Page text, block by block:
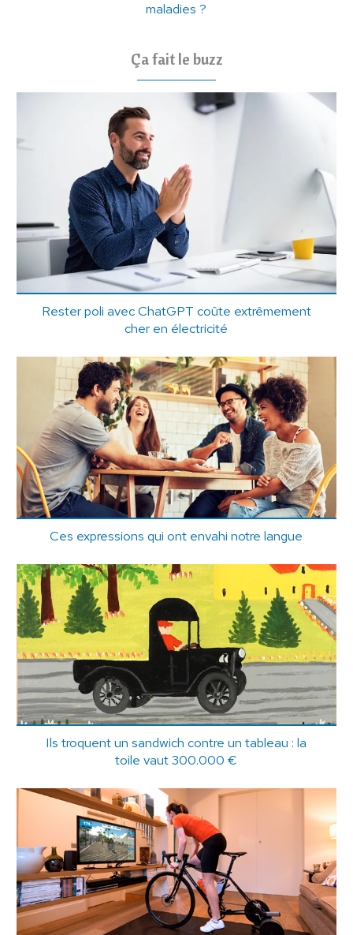
maladies ?
Ça fait le buzz
Rester poli avec ChatGPT coûte extrêmement
cher en électricité
Ces expressions qui ont envahi notre langue
Ils troquent un sandwich contre un tableau : la
toile vaut 300.000 €